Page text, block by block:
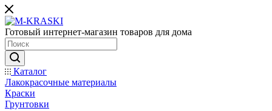
Готовый интернет-магазин товаров для дома
Каталог
Лакокрасочные материалы
Краски
Грунтовки